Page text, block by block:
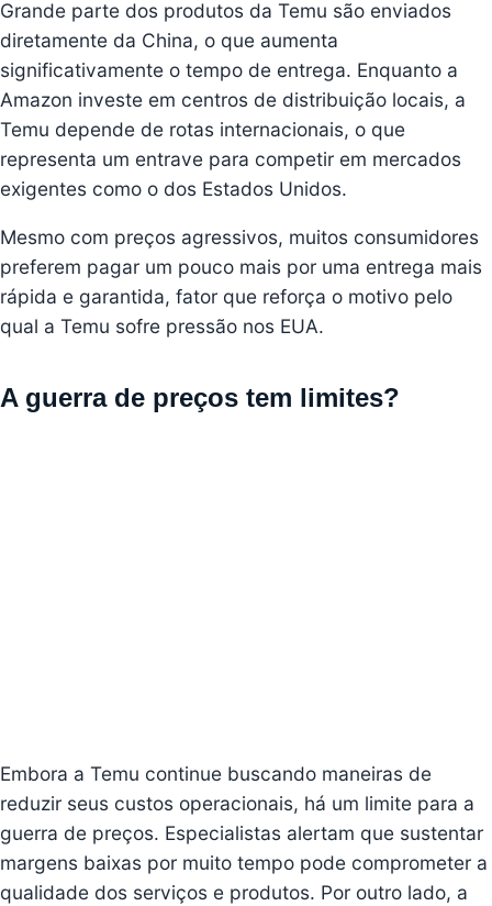
Grande parte dos produtos da Temu são enviados
diretamente da China, o que aumenta
significativamente o tempo de entrega. Enquanto a
Amazon investe em centros de distribuição locais, a
Temu depende de rotas internacionais, o que
representa um entrave para competir em mercados
exigentes como o dos Estados Unidos.
Mesmo com preços agressivos, muitos consumidores
preferem pagar um pouco mais por uma entrega mais
rápida e garantida, fator que reforça o motivo pelo
qual a Temu sofre pressão nos EUA.
A guerra de preços tem limites?
Embora a Temu continue buscando maneiras de
reduzir seus custos operacionais, há um limite para a
guerra de preços. Especialistas alertam que sustentar
margens baixas por muito tempo pode comprometer a
qualidade dos serviços e produtos. Por outro lado, a